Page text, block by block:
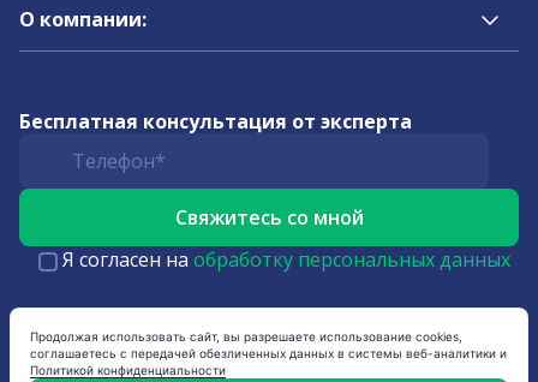
О компании:
Бесплатная консультация от эксперта
Я согласен на обработку персональных данных
Продолжая использовать сайт, вы разрешаете использование cookies,
соглашаетесь с передачей обезличенных данных в системы веб-аналитики и
Политикой конфиденциальности